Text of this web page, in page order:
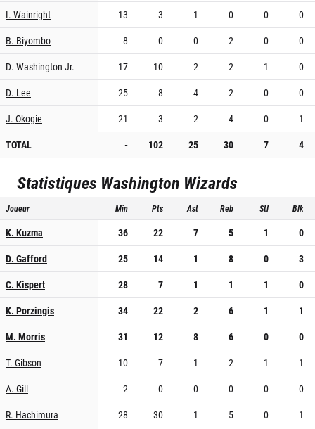
I. Wainright
13 3 1 0 0
0
B. Biyombo
8 0 0 2 0
0
D. Washington Jr.
17 10 2 2 1
0
D. Lee
25 8 4 2 0
0
J. Okogie
21 3 2 4 0
1
TOTAL
- 102 25 30 7 4
Statistiques Washington Wizards
Joueur Min Pts Ast Reb Stl Blk
K. Kuzma 36 22 7 5 1
0
D. Gafford
25 14 1 8 0
3
C. Kispert
28 7 1 1 1
0
K. Porzingis
34 22 2 6 1
1
M. Morris
31 12 8 6 0
0
T. Gibson
10 7 1 2 1
1
A. Gill
2 0 0 0 0
0
R. Hachimura
28 30 1 5 0
1